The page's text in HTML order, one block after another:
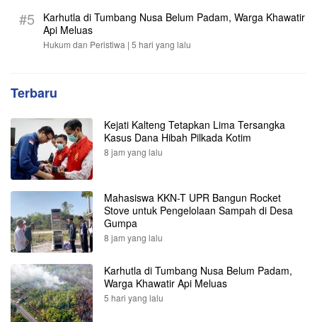
#5
Karhutla di Tumbang Nusa Belum Padam, Warga Khawatir
Api Meluas
Hukum dan Peristiwa | 5 hari yang lalu
Terbaru
Kejati Kalteng Tetapkan Lima Tersangka
Kasus Dana Hibah Pilkada Kotim
8 jam yang lalu
Mahasiswa KKN-T UPR Bangun Rocket
Stove untuk Pengelolaan Sampah di Desa
Gumpa
8 jam yang lalu
Karhutla di Tumbang Nusa Belum Padam,
Warga Khawatir Api Meluas
5 hari yang lalu